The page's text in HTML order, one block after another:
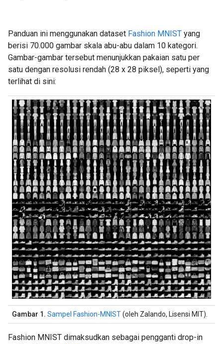
Panduan ini menggunakan dataset Fashion MNIST yang
berisi 70.000 gambar skala abu-abu dalam 10 kategori.
Gambar-gambar tersebut menunjukkan pakaian satu per
satu dengan resolusi rendah (28 x 28 piksel), seperti yang
terlihat di sini:
Gambar 1. Sampel Fashion-MNIST(oleh Zalando, Lisensi MIT).
Fashion MNIST dimaksudkan sebagai pengganti drop-in